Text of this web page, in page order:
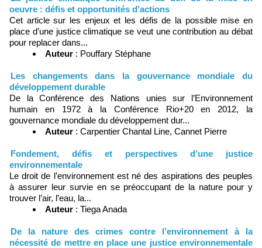
oeuvre : défis et opportunités d’actions
Cet article sur les enjeux et les défis de la possible mise en
place d’une justice climatique se veut une contribution au débat
pour replacer dans...
Auteur : Pouffary Stéphane
Les changements dans la gouvernance mondiale du
développement durable
De la Conférence des Nations unies sur l’Environnement
humain en 1972 à la Conférence Rio+20 en 2012, la
gouvernance mondiale du développement dur...
Auteur : Carpentier Chantal Line, Cannet Pierre
Fondement, défis et perspectives d’une justice
environnementale
Le droit de l’environnement est né des aspirations des peuples
à assurer leur survie en se préoccupant de la nature pour y
trouver l’air, l’eau, la...
Auteur : Tiega Anada
De la nature des crimes contre l’environnement à la
nécessité de mettre en place une justice environnementale